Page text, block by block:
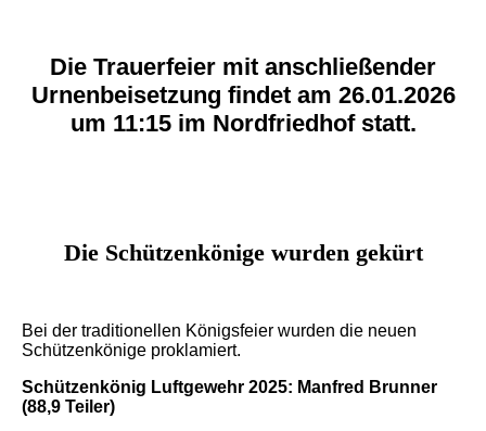
Die Trauerfeier mit anschließender
Urnenbeisetzung findet am 26.01.2026
um 11:15 im Nordfriedhof statt.
Die Schützenkönige wurden gekürt
Bei der traditionellen Königsfeier wurden die neuen
Schützenkönige proklamiert.
Schützenkönig Luftgewehr 2025: Manfred Brunner
(88,9 Teiler)